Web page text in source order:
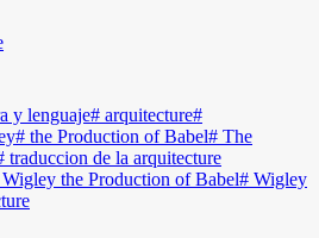
y lenguaje# arquitecture#
# the Production of Babel# The
traduccion de la arquitecture
Wigley the Production of Babel# Wigley